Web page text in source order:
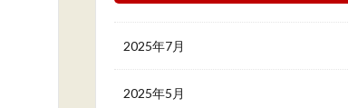
2025年7月
2025年5月